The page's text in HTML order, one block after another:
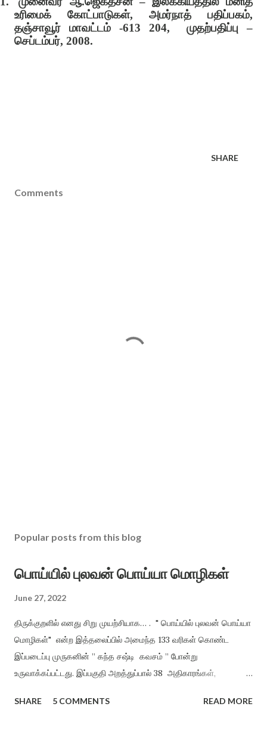
உரிமைக் கோட்பாடுகள், அமர்நாத் பதிப்பகம்,
தஞ்சாவூர் மாவட்டம் -613 204, முதற்பதிப்பு –
செப்டம்பர், 2008.
SHARE
Comments
Popular posts from this blog
பொய்யில் புலவன் பொய்யா மொழிகள்
June 27, 2022
திருக்குறளில் எனது சிறு முயற்சியாக… . " பொய்யில் புலவன் பொய்யா
மொழிகள்" என்ற இத்தலைப்பில் அமைந்த 133 வரிகள் கொண்ட
இப்படைப்பு முருகனின் ” கந்த சஷ்டி கவசம் ” போன்று
உருவாக்கப்பட்டது. இப்பகுதி அறத்துப்பால் 38 அதிகாரங்கள்,
விளங்க வைத்தல் என்ற முறையில், திருக்குறளின் சாராக அமைத்து
SHARE 5 COMMENTS READ MORE